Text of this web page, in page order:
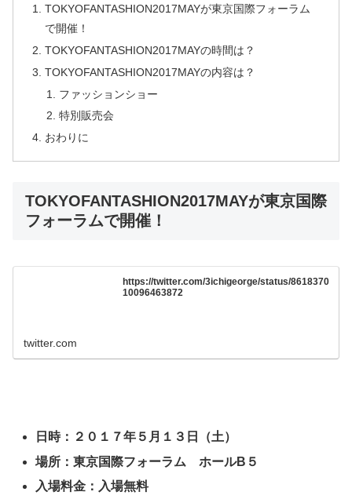
TOKYOFANTASHION2017MAYが東京国際フォーラム
で開催！
TOKYOFANTASHION2017MAYの時間は？
TOKYOFANTASHION2017MAYの内容は？
ファッションショー
特別販売会
おわりに
TOKYOFANTASHION2017MAYが東京国際
フォーラムで開催！
https://twitter.com/3ichigeorge/status/8618370
10096463872
twitter.com
日時：２０１７年５月１３日（土）
場所：東京国際フォーラム ホールB５
入場料金：入場無料